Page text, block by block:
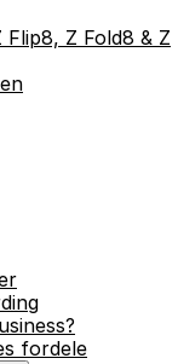
Flip8, Z Fold8 & Z
fordele